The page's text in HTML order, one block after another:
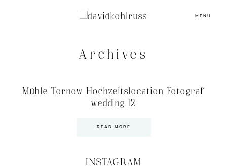
MENU
Archives
Mühle Tornow Hochzeitslocation Fotograf
wedding 12
READ MORE
INSTAGRAM